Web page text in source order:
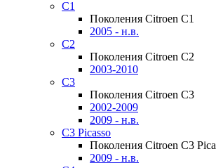
C1
Поколения Citroen C1
2005 - н.в.
C2
Поколения Citroen C2
2003-2010
C3
Поколения Citroen C3
2002-2009
2009 - н.в.
C3 Picasso
Поколения Citroen C3
2009 - н.в.